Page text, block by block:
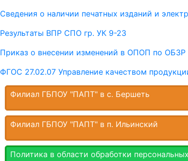
Сведения о наличии печатных изданий и
Результаты ВПР СПО гр. УК 9-23
Приказ о внесении изменений в ОПОП по ОБЗР
ФГОС 27.02.07 Управление качеством
Филиал ГБПОУ "ПАПТ" в с. Бершеть
Филиал ГБПОУ "ПАПТ" в п. Ильинский
Политика в области обработки